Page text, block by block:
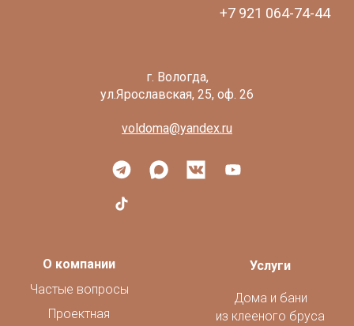
+7 921 064-74-44
voldoma@yandex.ru
Услуги
Дома и бани
из клееного бруса
О компании
Частые вопросы
Проектная